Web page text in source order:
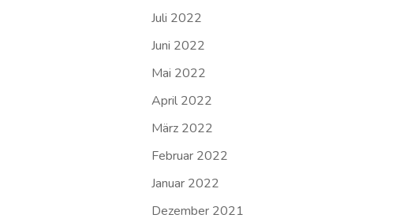
Juli 2022
Juni 2022
Mai 2022
April 2022
März 2022
Februar 2022
Januar 2022
Dezember 2021